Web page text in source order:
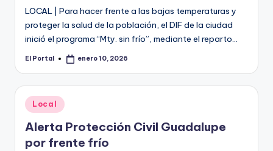
LOCAL | Para hacer frente a las bajas temperaturas y
proteger la salud de la población, el DIF de la ciudad
inició el programa “Mty. sin frío”, mediante el reparto…
Publicado
El Portal enero 10, 2026
Publicado
en
Local
Alerta Protección Civil Guadalupe
por frente frío